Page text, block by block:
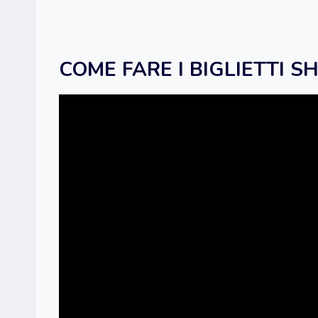
COME FARE I BIGLIETTI